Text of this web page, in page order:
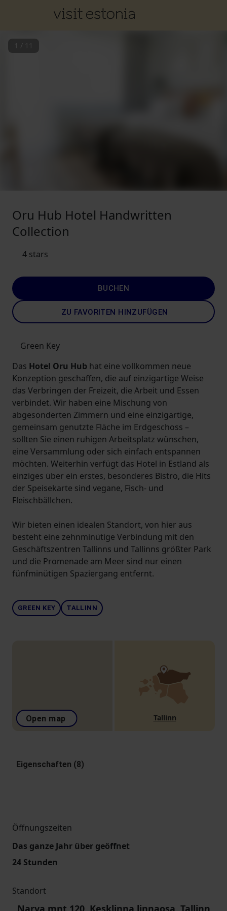
1 / 11
Oru Hub Hotel Handwritten
Collection
4 stars
BUCHEN
ZU FAVORITEN HINZUFÜGEN
Green Key
Das Hotel Oru Hub hat eine vollkommen neue
Konzeption geschaffen, die auf einzigartige Weise
das Verbringen der Freizeit, die Arbeit und Essen
verbindet. Wir haben eine Mischung von
abgesonderten Zimmern und eine einzigartige,
gemeinsam genutzte Fläche im Erdgeschoss –
sollten Sie einen ruhigen Arbeitsplatz wünschen,
eine Versammlung oder sich einfach entspannen
möchten. Weiterhin verfügt das Hotel in Estland als
einziges über ein erstes, besonderes Bistro, die Hits
der Speisekarte sind vegane, Fisch- und
Fleischbällchen.
Wir bieten einen idealen Standort, von hier aus
besteht eine zehnminütige Verbindung mit den
Geschäftszentren Tallinns und Tallinns größter Park
und die Promenade am Meer sind nur einen
fünfminütigen Spaziergang entfernt.
GREEN KEY TALLINN
Open map Tallinn
Eigenschaften (8)
Öffnungszeiten
Das ganze Jahr über geöffnet
24 Stunden
Standort
Narva mnt 120, Kesklinna linnaosa, Tallinn,